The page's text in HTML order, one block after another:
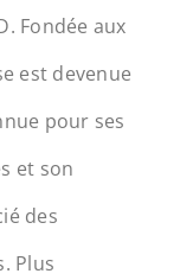
Fondée aux
est devenue
pour ses
et son
des
Plus